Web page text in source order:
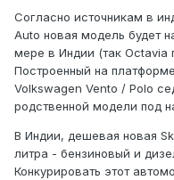
Согласно источникам в
Auto новая модель будет
мере в Индии (так Octavia
Построенный на
Volkswagen Vento / Polo
родственной модели под
В Индии, дешевая новая
литра - бензиновый и
Конкурировать этот